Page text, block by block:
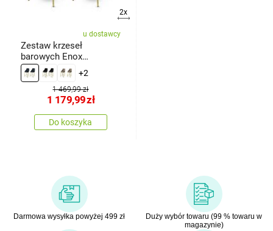
2x
u dostawcy
Zestaw krzeseł
barowych Enox
Anthracite and Gold, 2
szt.
+2
1 469,99 zł
1 179,99zł
Do koszyka
Darmowa wysyłka powyżej 499 zł
Duży wybór towaru (99 % towaru w
magazynie)